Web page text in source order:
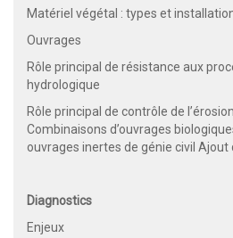
Matériel végétal : types et
Ouvrages
Rôle principal de résistance aux
hydrologique
Rôle principal de contrôle de
Combinaisons d’ouvrages
ouvrages inertes de génie civil Ajout
Diagnostics
Enjeux